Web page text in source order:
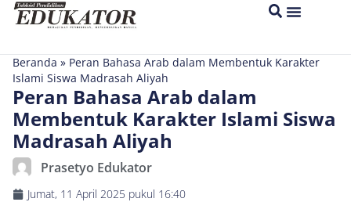
Beranda » Peran Bahasa Arab dalam Membentuk Karakter
Islami Siswa Madrasah Aliyah
Peran Bahasa Arab dalam
Membentuk Karakter Islami Siswa
Madrasah Aliyah
Prasetyo Edukator
Jumat, 11 April 2025 pukul 16:40